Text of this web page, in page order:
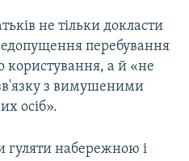
не тільки докласти
перебування
користування, а й «не
з вимушеними
осіб».
гуляти набережною і